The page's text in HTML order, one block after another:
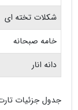
شکلات تخته ای
خامه صبحانه
دانه انار
جدول جزئیات